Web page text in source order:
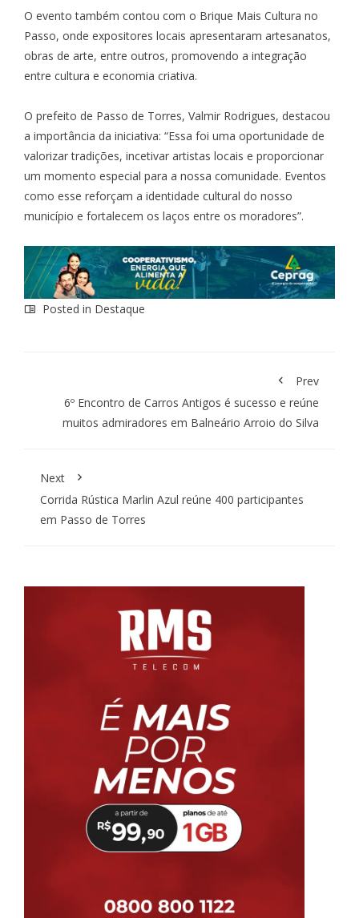
O evento também contou com o Brique Mais Cultura no
Passo, onde expositores locais apresentaram artesanatos,
obras de arte, entre outros, promovendo a integração
entre cultura e economia criativa.
O prefeito de Passo de Torres, Valmir Rodrigues, destacou
a importância da iniciativa: “Essa foi uma oportunidade de
valorizar tradições, incetivar artistas locais e proporcionar
um momento especial para a nossa comunidade. Eventos
como esse reforçam a identidade cultural do nosso
município e fortalecem os laços entre os moradores”.
Posted in Destaque
Prev
6º Encontro de Carros Antigos é sucesso e reúne
muitos admiradores em Balneário Arroio do Silva
Next
Corrida Rústica Marlin Azul reúne 400 participantes
em Passo de Torres